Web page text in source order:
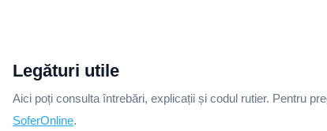
Legături utile
Aici poți consulta întrebări, explicații și codul rutier. Pentru
SoferOnline.